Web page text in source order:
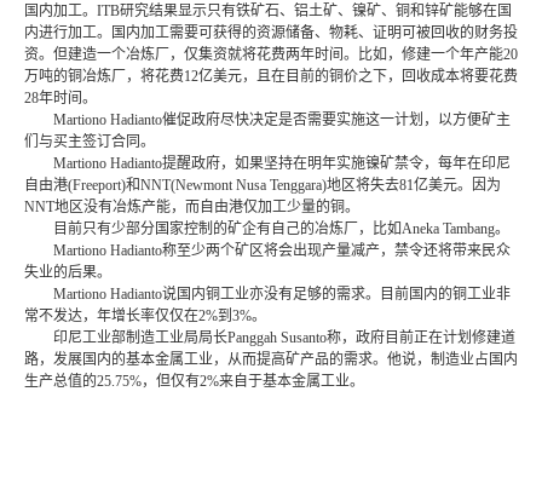
国内加工。ITB研究结果显示只有铁矿石、铝土矿、镍矿、铜和锌矿能够在国
内进行加工。国内加工需要可获得的资源储备、物耗、证明可被回收的财务投
资。但建造一个冶炼厂，仅集资就将花费两年时间。比如，修建一个年产能20
万吨的铜冶炼厂，将花费12亿美元，且在目前的铜价之下，回收成本将要花费
28年时间。
Martiono Hadianto催促政府尽快决定是否需要实施这一计划，以方便矿主
们与买主签订合同。
Martiono Hadianto提醒政府，如果坚持在明年实施镍矿禁令，每年在印尼
自由港(Freeport)和NNT(Newmont Nusa Tenggara)地区将失去81亿美元。因为
NNT地区没有冶炼产能，而自由港仅加工少量的铜。
目前只有少部分国家控制的矿企有自己的冶炼厂，比如Aneka Tambang。
Martiono Hadianto称至少两个矿区将会出现产量减产，禁令还将带来民众
失业的后果。
Martiono Hadianto说国内铜工业亦没有足够的需求。目前国内的铜工业非
常不发达，年增长率仅仅在2%到3%。
印尼工业部制造工业局局长Panggah Susanto称，政府目前正在计划修建道
路，发展国内的基本金属工业，从而提高矿产品的需求。他说，制造业占国内
生产总值的25.75%，但仅有2%来自于基本金属工业。